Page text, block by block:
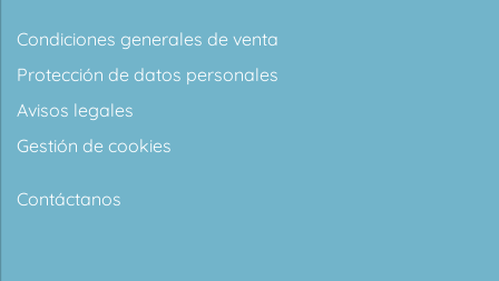
Condiciones generales de venta
Protección de datos personales
Avisos legales
Gestión de cookies
Contáctanos